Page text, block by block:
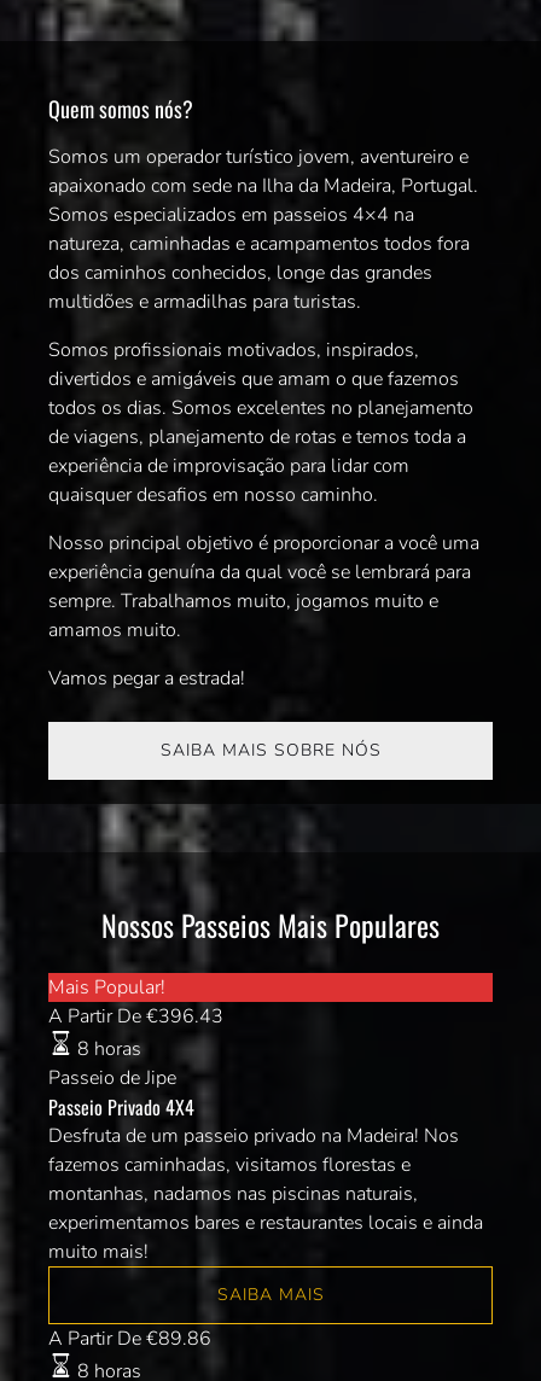
Quem somos nós?
Somos um operador turístico jovem, aventureiro e
apaixonado com sede na Ilha da Madeira, Portugal.
Somos especializados em passeios 4×4 na
natureza, caminhadas e acampamentos todos fora
dos caminhos conhecidos, longe das grandes
multidões e armadilhas para turistas.
Somos profissionais motivados, inspirados,
divertidos e amigáveis ​​que amam o que fazemos
todos os dias. Somos excelentes no planejamento
de viagens, planejamento de rotas e temos toda a
experiência de improvisação para lidar com
quaisquer desafios em nosso caminho.
Nosso principal objetivo é proporcionar a você uma
experiência genuína da qual você se lembrará para
sempre. Trabalhamos muito, jogamos muito e
amamos muito.
Vamos pegar a estrada!
SAIBA MAIS SOBRE NÓS
Nossos Passeios Mais Populares
Passeio
Privado
4X4
Mais Popular!
A Partir De€396.43
8 horas
Passeio de Jipe
Passeio Privado 4X4
Desfruta de um passeio privado na Madeira! Nos
fazemos caminhadas, visitamos florestas e
montanhas, nadamos nas piscinas naturais,
experimentamos bares e restaurantes locais e ainda
muito mais!
SAIBA MAIS
Passeio
Este
A Partir De€89.86
8 horas